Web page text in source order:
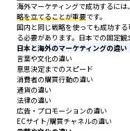
海外マーケティングで成功するには
略を立てることが重要です。
国内と同じ戦略を使っても成功す
る必要があります。日本での固定観
日本と海外のマーケティングの違い
言葉や文化の違い
意思決定までのスピード
消費者の購買行動の違い
通貨の違い
法律の違い
広告・プロモーションの違い
ECサイト/購買チャネルの違い